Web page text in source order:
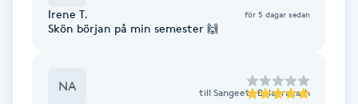
Gua Sha-massage
Irene T. för 5 dagar sedan
Skön början på min semester 🙌
NA till Sangeeta Balaprakash